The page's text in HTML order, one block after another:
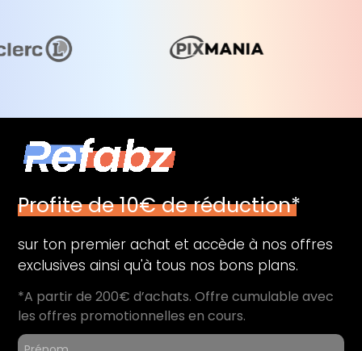
Profite de 10€ de réduction*
sur ton premier achat et accède à nos offres
exclusives ainsi qu'à tous nos bons plans.
*A partir de 200€ d’achats. Offre cumulable avec
les offres promotionnelles en cours.